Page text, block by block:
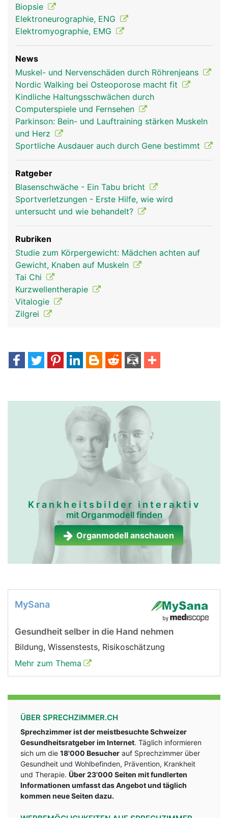
Biopsie
Elektroneurographie, ENG
Elektromyographie, EMG
News
Muskel- und Nervenschäden durch Röhrenjeans
Nordic Walking bei Osteoporose macht fit
Kindliche Haltungsschwächen durch
Computerspiele und Fernsehen
Parkinson: Bein- und Lauftraining stärken Muskeln
und Herz
Sportliche Ausdauer auch durch Gene bestimmt
Ratgeber
Blasenschwäche - Ein Tabu bricht
Sportverletzungen - Erste Hilfe, wie wird
untersucht und wie behandelt?
Rubriken
Studie zum Körpergewicht: Mädchen achten auf
Gewicht, Knaben auf Muskeln
Tai Chi
Kurzwellentherapie
Vitalogie
Zilgrei
Krankheitsbilder interaktiv
mit Organmodell finden
Organmodell anschauen
MySana
Gesundheit selber in die Hand nehmen
Bildung, Wissenstests, Risikoschätzung
Mehr zum Thema
ÜBER SPRECHZIMMER.CH
Sprechzimmer ist der meistbesuchte Schweizer
Gesundheitsratgeber im Internet. Täglich informieren
sich um die 18'000 Besucher auf Sprechzimmer über
Gesundheit und Wohlbefinden, Prävention, Krankheit
und Therapie. Über 23'000 Seiten mit fundlerten
Informationen umfasst das Angebot und täglich
kommen neue Seiten dazu.